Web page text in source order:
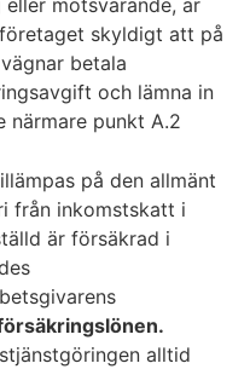
motsvarande, är
skyldigt att på
betala
och lämna in
närmare punkt A.2
på den allmänt
från inkomstskatt i
är försäkrad i
alltid